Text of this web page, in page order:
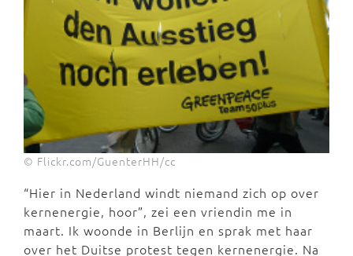
© Flickr.com/GuenterHH/cc
“Hier in Nederland windt niemand zich op over
kernenergie, hoor”, zei een vriendin me in
maart. Ik woonde in Berlijn en sprak met haar
over het Duitse protest tegen kernenergie. Na